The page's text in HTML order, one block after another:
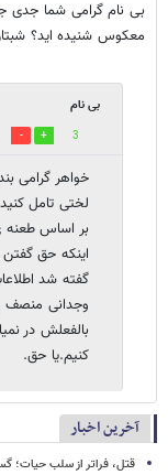
بی نام گرامی شما جدی
معکوس شنیده اید؟
بی نام
3
خواهر گرامی
لختی تامل
بر اساس
اینکه حق گفتن
گفته شد
وجدانی منصف و
بالفعلش در
کنیم.یا حق.
آخرین اخبار
قتل، فراتر از سلب حیات؛